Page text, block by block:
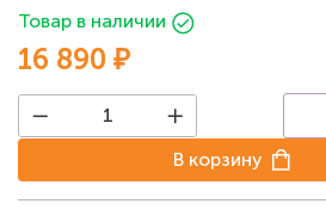
Товар в наличии
16 890 ₽
В корзину